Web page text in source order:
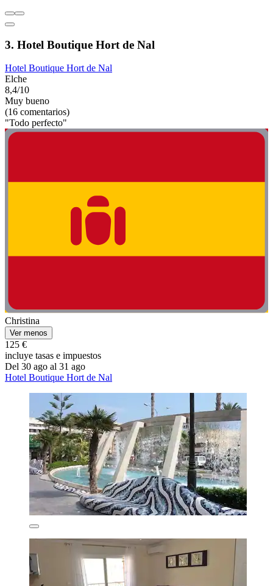
3. Hotel Boutique Hort de Nal
Hotel Boutique Hort de Nal
Elche
8,4/10
Muy bueno
(16 comentarios)
"Todo perfecto"
Christina
Ver menos
125 €
incluye tasas e impuestos
Del 30 ago al 31 ago
Hotel Boutique Hort de Nal